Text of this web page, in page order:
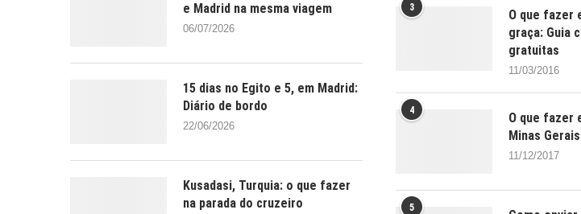
e Madrid na mesma viagem
06/07/2026
15 dias no Egito e 5, em Madrid:
Diário de bordo
22/06/2026
Kusadasi, Turquia: o que fazer
na parada do cruzeiro
3
O que fazer
graça: Guia
gratuitas
11/03/2016
4
O que fazer
Minas
11/12/2017
5